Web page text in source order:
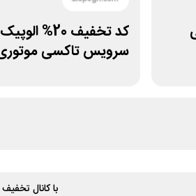
کد تخفیف 20%
سرویس تاکسی
با کانال تخفیف